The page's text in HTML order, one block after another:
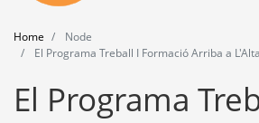
Events
Training
Home
Node
El Programa Treball I Formació Arriba a
El Programa